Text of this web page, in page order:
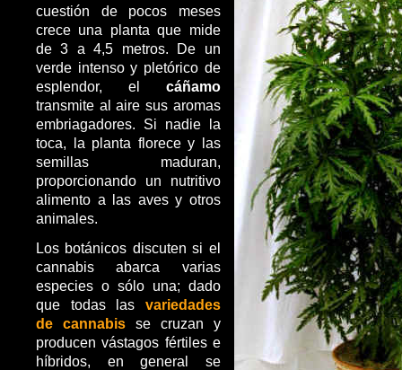
cuestión de pocos meses
crece una planta que mide
de 3 a 4,5 metros. De un
verde intenso y pletórico de
esplendor, el cáñamo
transmite al aire sus aromas
embriagadores. Si nadie la
toca, la planta florece y las
semillas maduran,
proporcionando un nutritivo
alimento a las aves y otros
animales.
Los botánicos discuten si el
cannabis abarca varias
especies o sólo una; dado
que todas las variedades
de cannabis se cruzan y
producen vástagos fértiles e
híbridos, en general se